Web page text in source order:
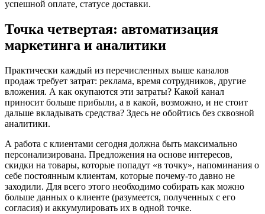
успешной оплате, статусе доставки.
Точка четвертая: автоматизация
маркетинга и аналитики
Практически каждый из перечисленных выше каналов
продаж требует затрат: реклама, время сотрудников, другие
вложения. А как окупаются эти затраты? Какой канал
приносит больше прибыли, а в какой, возможно, и не стоит
дальше вкладывать средства? Здесь не обойтись без сквозной
аналитики.
А работа с клиентами сегодня должна быть максимально
персонализирована. Предложения на основе интересов,
скидки на товары, которые попадут «в точку», напоминания о
себе постоянным клиентам, которые почему-то давно не
заходили. Для всего этого необходимо собирать как можно
больше данных о клиенте (разумеется, полученных с его
согласия) и аккумулировать их в одной точке.